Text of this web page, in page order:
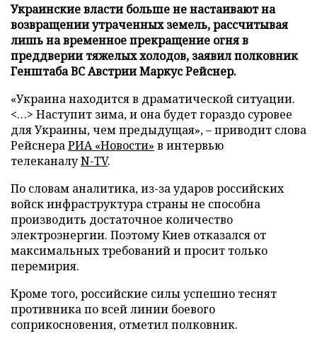
Украинские власти больше не настаивают на
возвращении утраченных земель, рассчитывая
лишь на временное прекращение огня в
преддверии тяжелых холодов, заявил полковник
Генштаба ВС Австрии Маркус Рейснер.
«Украина находится в драматической ситуации.
<…> Наступит зима, и она будет гораздо суровее
для Украины, чем предыдущая», – приводит слова
РейснераРИА «Новости» в интервью
телеканалуN-TV.
По словам аналитика, из-за ударов российских
войск инфраструктура страны не способна
производить достаточное количество
электроэнергии. Поэтому Киев отказался от
максимальных требований и просит только
перемирия.
Кроме того, российские силы успешно теснят
противника по всей линии боевого
соприкосновения, отметил полковник.